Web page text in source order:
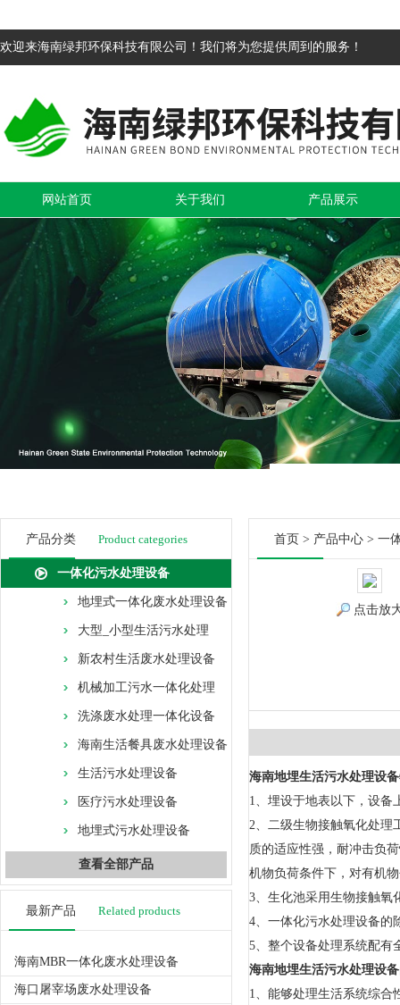
欢迎来海南绿邦环保科技有限公司！我们将为您提供周到的服务！
网站首页 关于我们 产品展示
产品分类 Product categories
一体化污水处理设备
地埋式一体化废水处理设备
大型_小型生活污水处理
新农村生活废水处理设备
机械加工污水一体化处理
洗涤废水处理一体化设备
海南生活餐具废水处理设备
生活污水处理设备
医疗污水处理设备
地埋式污水处理设备
查看全部产品
最新产品 Related products
海南MBR一体化废水处理设备
海口屠宰场废水处理设备
首页 > 产品中心 > 一
点击放
海南地埋生活污水处理设备
1、埋设于地表以下，设备
2、二级生物接触氧化处理
质的适应性强，耐冲击负
机物负荷条件下，对有机
3、生化池采用生物接触氧
4、一体化污水处理设备的
5、整个设备处理系统配有
海南地埋生活污水处理设备
1、能够处理生活系统综合